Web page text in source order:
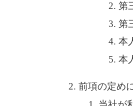
第
第
本
本
前項の定め